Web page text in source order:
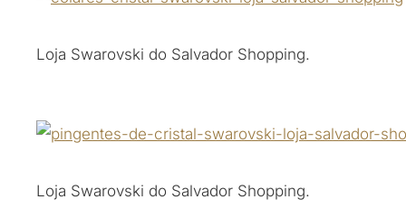
Loja Swarovski do Salvador Shopping.
Loja Swarovski do Salvador Shopping.